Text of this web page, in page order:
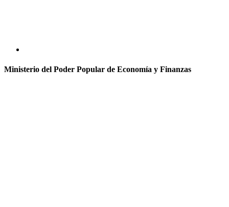
Ministerio del Poder Popular de Economía y Finanzas